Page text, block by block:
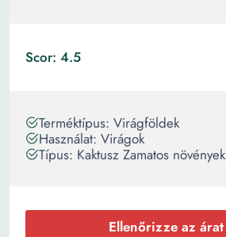
Scor: 4.5
Terméktípus: Virágföldek
Használat: Virágok
Típus: Kaktusz Zamatos növények
Ellenőrizze az árat